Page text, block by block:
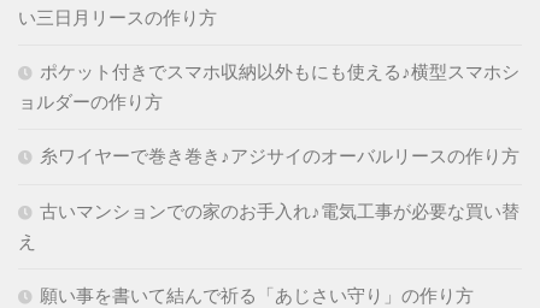
い三日月リースの作り方
ポケット付きでスマホ収納以外もにも使える♪横型スマホシ
ョルダーの作り方
糸ワイヤーで巻き巻き♪アジサイのオーバルリースの作り方
古いマンションでの家のお手入れ♪電気工事が必要な買い替
え
願い事を書いて結んで祈る「あじさい守り」の作り方